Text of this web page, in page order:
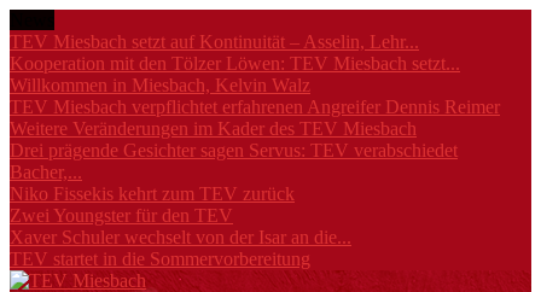
TEV Miesbach setzt auf Kontinuität – Asselin, Lehr...
Kooperation mit den Tölzer Löwen: TEV Miesbach setzt...
Willkommen in Miesbach, Kelvin Walz
TEV Miesbach verpflichtet erfahrenen Angreifer Dennis Reimer
Weitere Veränderungen im Kader des TEV Miesbach
Drei prägende Gesichter sagen Servus: TEV verabschiedet
Bacher,...
Niko Fissekis kehrt zum TEV zurück
Zwei Youngster für den TEV
Xaver Schuler wechselt von der Isar an die...
TEV startet in die Sommervorbereitung